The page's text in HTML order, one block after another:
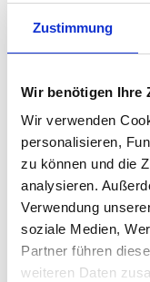
Zustimmung
Wir benötigen Ihre
Wir verwenden
personalisieren,
zu können und die
analysieren.
Verwendung
soziale Medien,
Partner führen
weiteren Daten